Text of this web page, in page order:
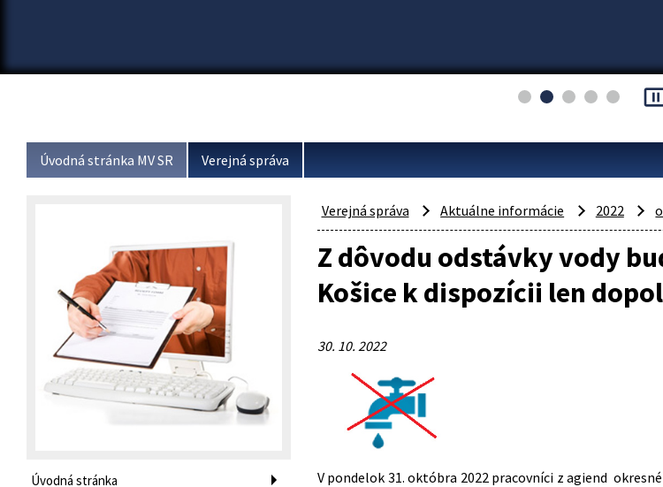
Úvodná stránka MV SR Verejná správa
Úvodná stránka
Verejná správa Aktuálne informácie 2022
Z dôvodu odstávky vody
Košice k dispozícii len
30. 10. 2022
V pondelok 31. októbra 2022 pracovníci z agiend